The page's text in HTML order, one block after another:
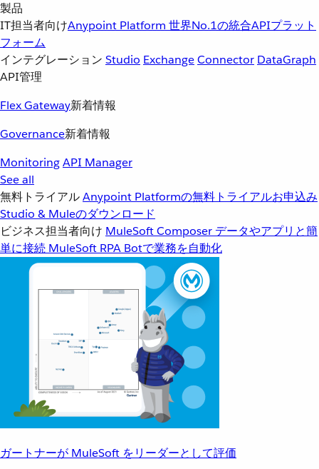
製品
IT担当者向けAnypoint Platform 世界No.1の統合APIプラット
フォーム
インテグレーション Studio ExchangeConnector DataGraph
API管理
Flex Gateway新着情報
Governance新着情報
MonitoringAPI Manager
See all
無料トライアルAnypoint Platformの無料トライアルお申込み
Studio & Muleのダウンロード
ビジネス担当者向け MuleSoft Composer データやアプリと簡
単に接続 MuleSoft RPA Botで業務を自動化
ガートナーが MuleSoft をリーダーとして評価